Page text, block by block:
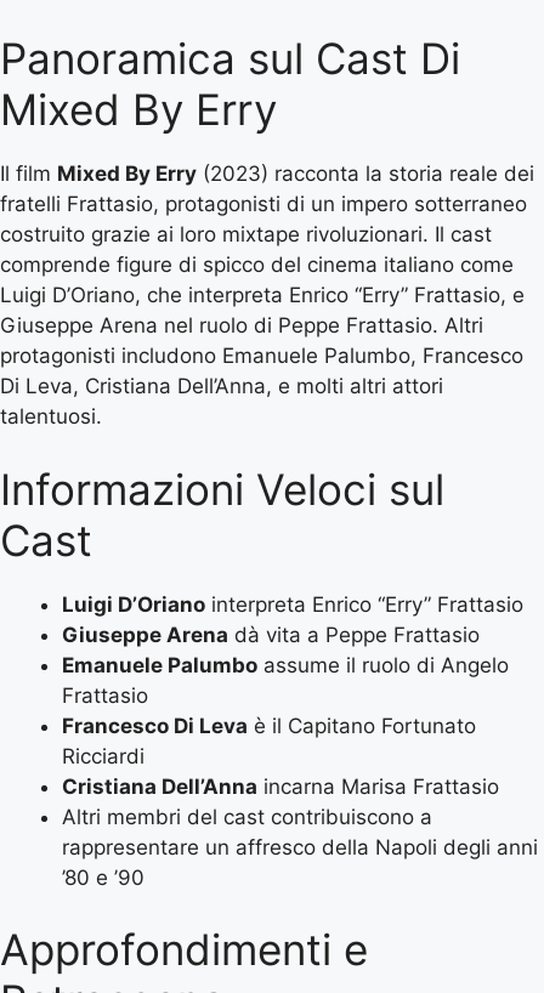
Panoramica sul Cast Di
Mixed By Erry
Il film Mixed By Erry (2023) racconta la storia reale dei
fratelli Frattasio, protagonisti di un impero sotterraneo
costruito grazie ai loro mixtape rivoluzionari. Il cast
comprende figure di spicco del cinema italiano come
Luigi D’Oriano, che interpreta Enrico “Erry” Frattasio, e
Giuseppe Arena nel ruolo di Peppe Frattasio. Altri
protagonisti includono Emanuele Palumbo, Francesco
Di Leva, Cristiana Dell’Anna, e molti altri attori
talentuosi.
Informazioni Veloci sul
Cast
Luigi D’Oriano interpreta Enrico “Erry” Frattasio
Giuseppe Arena dà vita a Peppe Frattasio
Emanuele Palumbo assume il ruolo di Angelo
Frattasio
Francesco Di Leva è il Capitano Fortunato
Ricciardi
Cristiana Dell’Anna incarna Marisa Frattasio
Altri membri del cast contribuiscono a
rappresentare un affresco della Napoli degli anni
’80 e ’90
Approfondimenti e